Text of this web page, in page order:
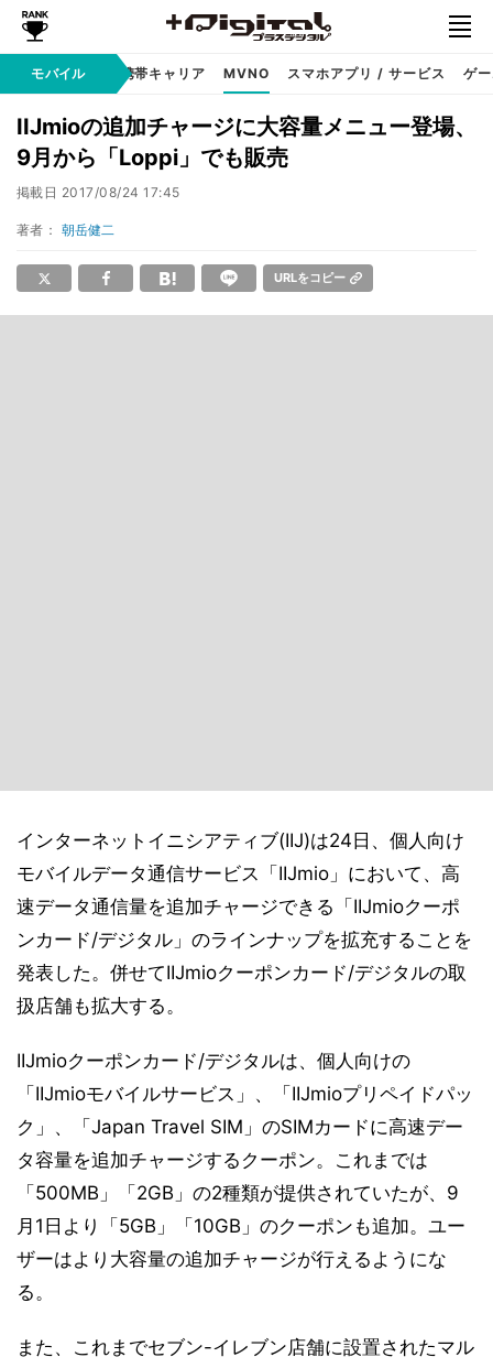
モバイル
Android 携帯キャリア MVNO スマホアプリ / サービス ゲ
IIJmioの追加チャージに大容量メニュー登場、
9月から「Loppi」でも販売
掲載日 2017/08/24 17:45
著者： 朝岳健二
URLをコピー
インターネットイニシアティブ(IIJ)は24日、個人向け
モバイルデータ通信サービス「IIJmio」において、高
速データ通信量を追加チャージできる「IIJmioクーポ
ンカード/デジタル」のラインナップを拡充することを
発表した。併せてIIJmioクーポンカード/デジタルの取
扱店舗も拡大する。
IIJmioクーポンカード/デジタルは、個人向けの
「IIJmioモバイルサービス」、「IIJmioプリペイドパッ
ク」、「Japan Travel SIM」のSIMカードに高速デー
タ容量を追加チャージするクーポン。これまでは
「500MB」「2GB」の2種類が提供されていたが、9
月1日より「5GB」「10GB」のクーポンも追加。ユー
ザーはより大容量の追加チャージが行えるようにな
る。
また、これまでセブン-イレブン店舗に設置されたマル